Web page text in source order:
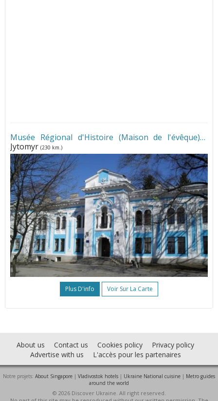
Musée Régional d'Histoire (Maison de l'évêque)
Jytomyr (230 km.)
Plus D'info Voir Sur La Carte
About us Contact us Cookies policy
Privacy policy
Advertise with us
L'accès pour les partenaires
Notre projets: About Singapore | Vladivostok hotels | Ukraine National cuisine | Metro guides
around the world
© 2026 Discover Ukraine. All right reserved.